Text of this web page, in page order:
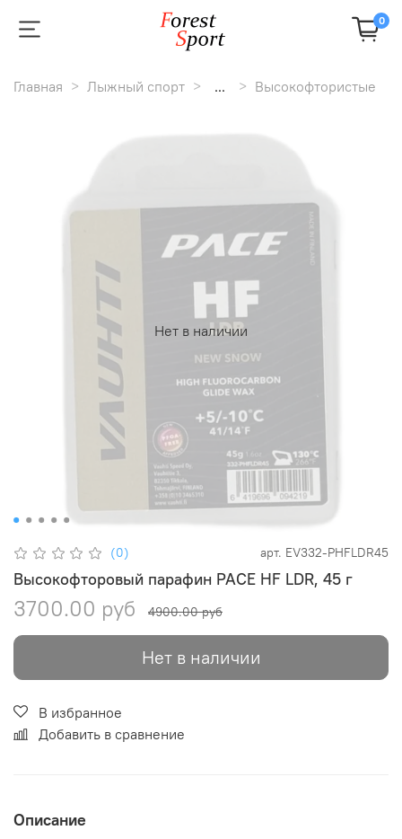
0
Главная Лыжный спорт ... Высокофтористые
Нет в наличии
(0) арт. EV332-PHFLDR45
Высокофторовый парафин PACE HF LDR, 45 г
3700.00 руб 4900.00 руб
Нет в наличии
В избранное
Добавить в сравнение
Описание